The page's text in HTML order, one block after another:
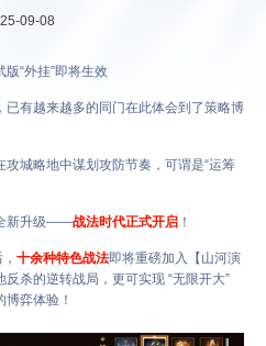
09-08
“外挂”即将生效
有越来越多的同门在此体会到了策略博
城略地中谋划攻防节奏，可谓是“运筹
新升级——战法时代正式开启 ！
十余种特色战法即将重磅加入【山河演
杀的逆转战局，更可实现 “无限开大”
弈体验！